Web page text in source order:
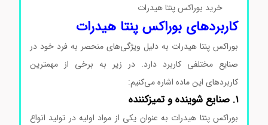
خرید بوراکس پنتا هیدرات
کاربردهای بوراکس پنتا هیدرات
بوراکس پنتا هیدرات به دلیل ویژگی‌های منحصر به فرد خود در
صنایع مختلفی کاربرد دارد. در زیر به برخی از مهمترین
کاربردهای این ماده اشاره می‌کنیم:
بوراکس پنتا هیدرات به عنوان یکی از مواد اولیه در تولید انواع